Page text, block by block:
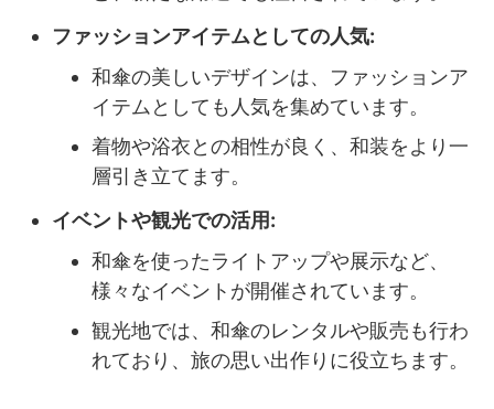
ファッションアイテムとしての人気:
和傘の美しいデザインは、ファッションア
イテムとしても人気を集めています。
着物や浴衣との相性が良く、和装をより一
層引き立てます。
イベントや観光での活用:
和傘を使ったライトアップや展示など、
様々なイベントが開催されています。
観光地では、和傘のレンタルや販売も行わ
れており、旅の思い出作りに役立ちます。